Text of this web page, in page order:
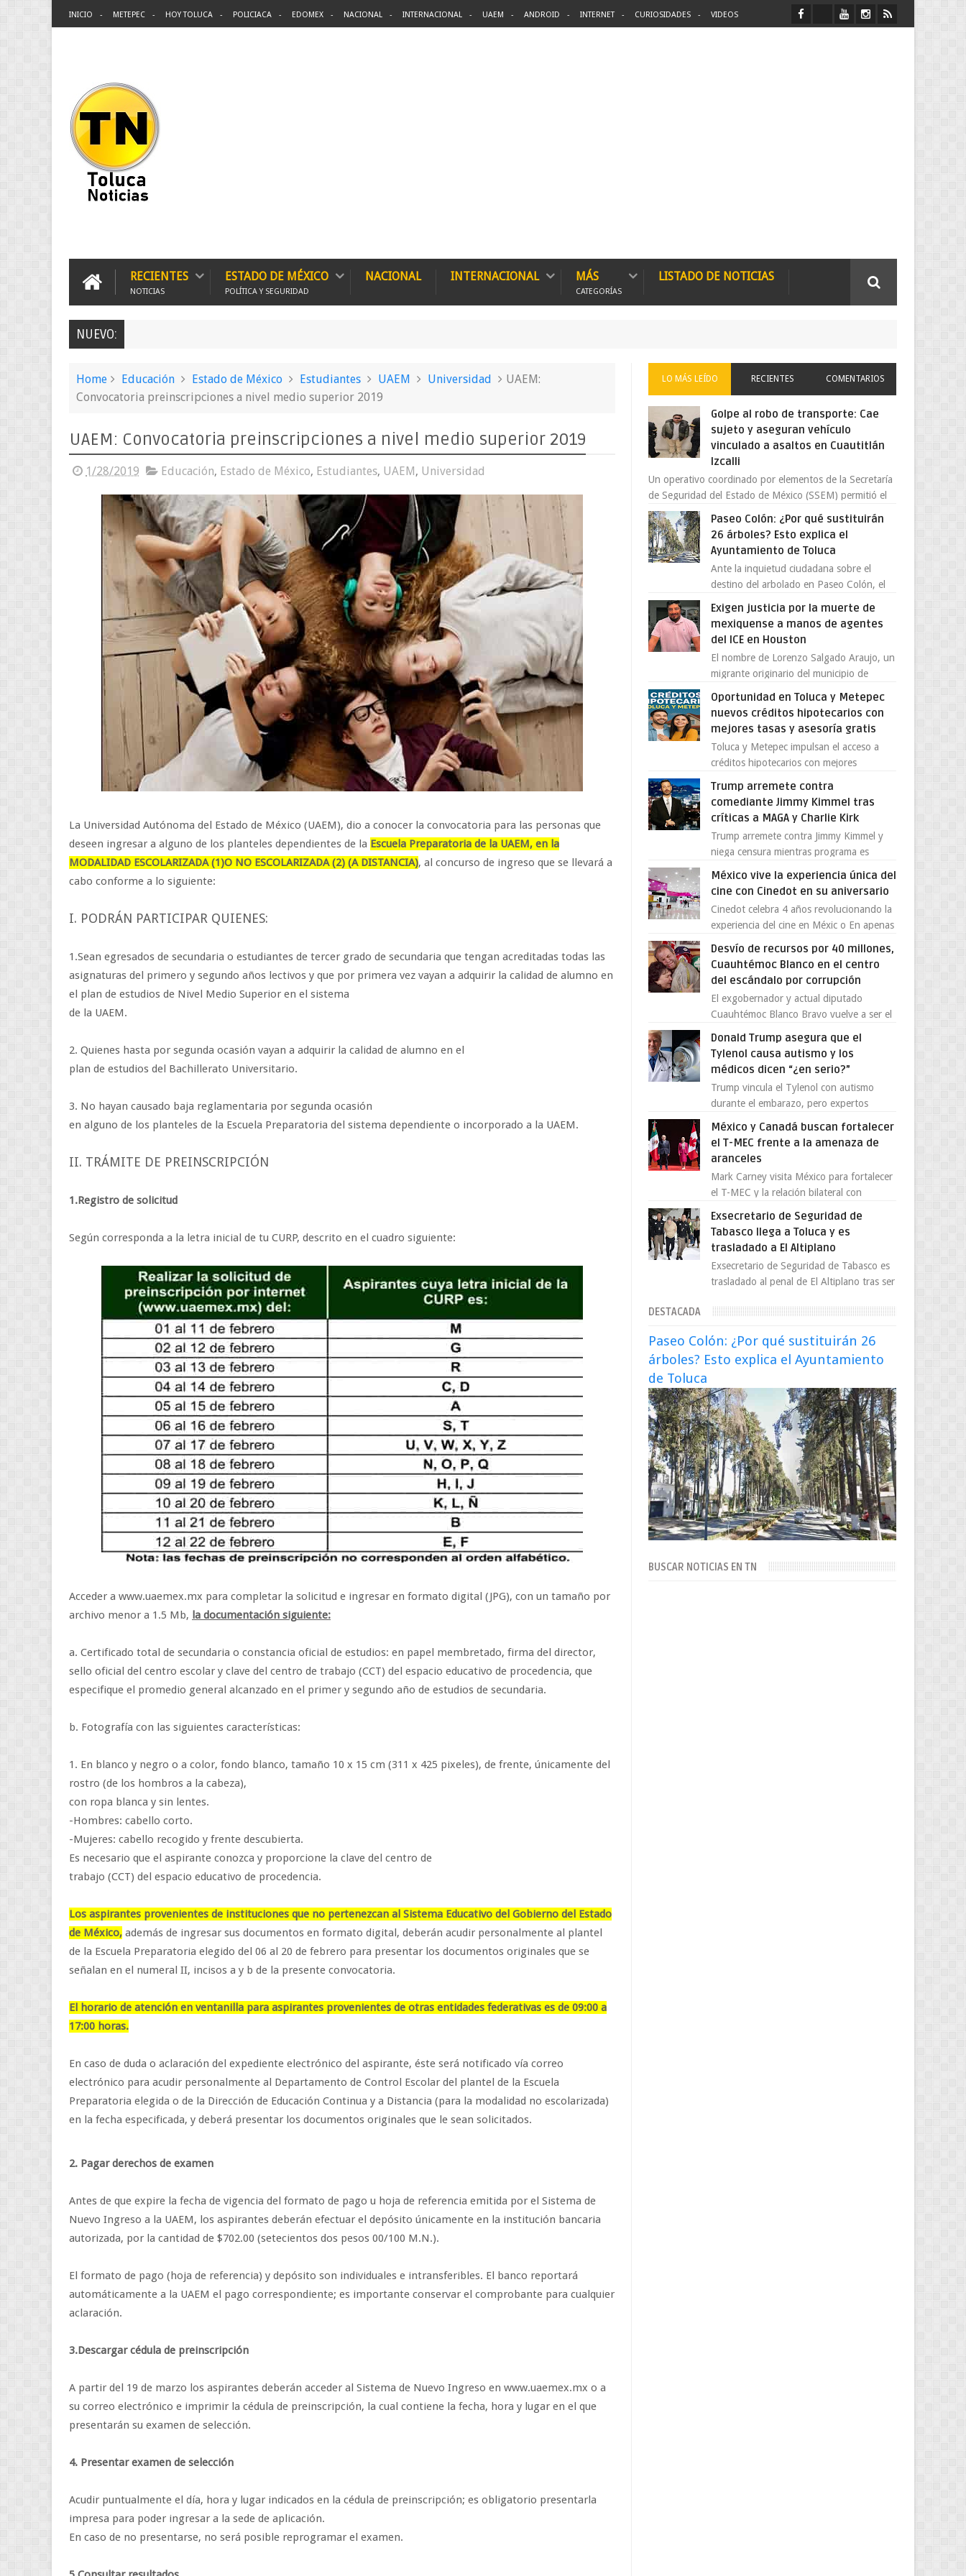
INICIO METEPEC HOY TOLUCA POLICIACA EDOMEX NACIONAL INTERNACIONAL UAEM ANDROID INTERNET CURIOSIDADES VIDEOS
RECIENTES
NOTICIAS
ESTADO DE MÉXICO
POLÍTICA Y SEGURIDAD
NACIONAL INTERNACIONAL MÁS
CATEGORÍAS
LISTADO DE NOTICIAS
NUEVO:
Home Educación Estado de México Estudiantes UAEM Universidad
UAEM:
Convocatoria preinscripciones a nivel medio superior 2019
UAEM: Convocatoria preinscripciones a nivel medio superior 2019
1/28/2019 Educación, Estado de México, Estudiantes, UAEM, Universidad
La Universidad Autónoma del Estado de México (UAEM), dio a conocer la convocatoria para las personas que
deseen ingresar a alguno de los planteles dependientes de la Escuela Preparatoria de la UAEM, en la
MODALIDAD ESCOLARIZADA (1)O NO ESCOLARIZADA (2) (A DISTANCIA), al concurso de ingreso que se llevará a
cabo conforme a lo siguiente:
I. PODRÁN PARTICIPAR QUIENES:
1.Sean egresados de secundaria o estudiantes de tercer grado de secundaria que tengan acreditadas todas las
asignaturas del primero y segundo años lectivos y que por primera vez vayan a adquirir la calidad de alumno en
el plan de estudios de Nivel Medio Superior en el sistema
de la UAEM.
2. Quienes hasta por segunda ocasión vayan a adquirir la calidad de alumno en el
plan de estudios del Bachillerato Universitario.
3. No hayan causado baja reglamentaria por segunda ocasión
en alguno de los planteles de la Escuela Preparatoria del sistema dependiente o incorporado a la UAEM.
II. TRÁMITE DE PREINSCRIPCIÓN
1.Registro de solicitud
Según corresponda a la letra inicial de tu CURP, descrito en el cuadro siguiente:
Acceder a www.uaemex.mx para completar la solicitud e ingresar en formato digital (JPG), con un tamaño por
archivo menor a 1.5 Mb, la documentación siguiente:
a. Certificado total de secundaria o constancia oficial de estudios: en papel membretado, firma del director,
sello oficial del centro escolar y clave del centro de trabajo (CCT) del espacio educativo de procedencia, que
especifique el promedio general alcanzado en el primer y segundo año de estudios de secundaria.
b. Fotografía con las siguientes características:
1. En blanco y negro o a color, fondo blanco, tamaño 10 x 15 cm (311 x 425 pixeles), de frente, únicamente del
rostro (de los hombros a la cabeza),
con ropa blanca y sin lentes.
-Hombres: cabello corto.
-Mujeres: cabello recogido y frente descubierta.
Es necesario que el aspirante conozca y proporcione la clave del centro de
trabajo (CCT) del espacio educativo de procedencia.
Los aspirantes provenientes de instituciones que no pertenezcan al Sistema Educativo del Gobierno del Estado
de México, además de ingresar sus documentos en formato digital, deberán acudir personalmente al plantel
de la Escuela Preparatoria elegido del 06 al 20 de febrero para presentar los documentos originales que se
señalan en el numeral II, incisos a y b de la presente convocatoria.
El horario de atención en ventanilla para aspirantes provenientes de otras entidades federativas es de 09:00 a
17:00 horas.
En caso de duda o aclaración del expediente electrónico del aspirante, éste será notificado vía correo
electrónico para acudir personalmente al Departamento de Control Escolar del plantel de la Escuela
Preparatoria elegida o de la Dirección de Educación Continua y a Distancia (para la modalidad no escolarizada)
en la fecha especificada, y deberá presentar los documentos originales que le sean solicitados.
2. Pagar derechos de examen
Antes de que expire la fecha de vigencia del formato de pago u hoja de referencia emitida por el Sistema de
Nuevo Ingreso a la UAEM, los aspirantes deberán efectuar el depósito únicamente en la institución bancaria
autorizada, por la cantidad de $702.00 (setecientos dos pesos 00/100 M.N.).
El formato de pago (hoja de referencia) y depósito son individuales e intransferibles. El banco reportará
automáticamente a la UAEM el pago correspondiente; es importante conservar el comprobante para cualquier
aclaración.
3.Descargar cédula de preinscripción
A partir del 19 de marzo los aspirantes deberán acceder al Sistema de Nuevo Ingreso en www.uaemex.mx o a
su correo electrónico e imprimir la cédula de preinscripción, la cual contiene la fecha, hora y lugar en el que
presentarán su examen de selección.
4. Presentar examen de selección
Acudir puntualmente el día, hora y lugar indicados en la cédula de preinscripción; es obligatorio presentarla
impresa para poder ingresar a la sede de aplicación.
En caso de no presentarse, no será posible reprogramar el examen.
LO MÁS LEÍDO RECIENTES COMENTARIOS
Golpe al robo de transporte: Cae
sujeto y aseguran vehículo
vinculado a asaltos en Cuautitlán
Izcalli
Un operativo coordinado por elementos de la Secretaría
de Seguridad del Estado de México (SSEM) permitió el
aseguramiento de un vehículo vin...
Paseo Colón: ¿Por qué sustituirán
26 árboles? Esto explica el
Ayuntamiento de Toluca
Ante la inquietud ciudadana sobre el
destino del arbolado en Paseo Colón, el
solo 26 ejemplares será...
Exigen justicia por la muerte de
mexiquense a manos de agentes
del ICE en Houston
El nombre de Lorenzo Salgado Araujo, un
migrante originario del municipio de
convertido en el centro de un...
Oportunidad en Toluca y Metepec
nuevos créditos hipotecarios con
mejores tasas y asesoría gratis
Toluca y Metepec impulsan el acceso a
créditos hipotecarios con mejores
emprendedores Con la creciente neces...
Trump arremete contra
comediante Jimmy Kimmel tras
críticas a MAGA y Charlie Kirk
Trump arremete contra Jimmy Kimmel y
niega censura mientras programa es
programa Jimmy Kimmel Live! ...
México vive la experiencia única del
cine con Cinedot en su aniversario
Cinedot celebra 4 años revolucionando la
experiencia del cine en Méxic o En apenas
cuatro años, Cinedot ha demostrado que
Desvío de recursos por 40 millones,
Cuauhtémoc Blanco en el centro
del escándalo por corrupción
El exgobernador y actual diputado
Cuauhtémoc Blanco Bravo vuelve a ser el
enfrentando señalamientos por...
Donald Trump asegura que el
Tylenol causa autismo y los
médicos dicen “¿en serio?”
Trump vincula el Tylenol con autismo
durante el embarazo, pero expertos
nuevo episodio de declaraciones...
México y Canadá buscan fortalecer
el T-MEC frente a la amenaza de
aranceles
Mark Carney visita México para fortalecer
el T-MEC y la relación bilateral con
provocada por la ofen...
Exsecretario de Seguridad de
Tabasco llega a Toluca y es
trasladado a El Altiplano
Exsecretario de Seguridad de Tabasco es
trasladado al penal de El Altiplano tras ser
Seguridad Públi...
DESTACADA
Paseo Colón: ¿Por qué sustituirán 26
árboles? Esto explica el Ayuntamiento
de Toluca
BUSCAR NOTICIAS EN TN